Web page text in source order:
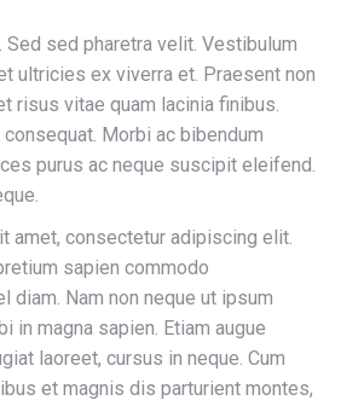
sed pharetra velit. Vestibulum
ultricies ex viverra et. Praesent non
risus vitae quam lacinia finibus.
Morbi ac bibendum
purus ac neque suscipit eleifend.
amet, consectetur adipiscing elit.
sapien commodo
diam. Nam non neque ut ipsum
in magna sapien. Etiam augue
laoreet, cursus in neque. Cum
et magnis dis parturient montes,